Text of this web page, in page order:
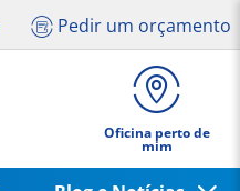
Pedir um orçamento
Oficina perto de
mim